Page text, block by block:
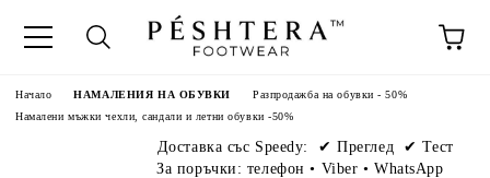
Начало НАМАЛЕНИЯ НА ОБУВКИ
Разпродажба на обувки - 50%
Намалени мъжки чехли, сандали и летни обувки -50%
Доставка със Speedy:
✔ Преглед ✔ Тест
За поръчки: телефон• Viber • WhatsApp